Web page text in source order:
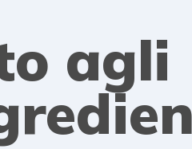
agli